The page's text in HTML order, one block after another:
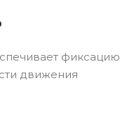
фиксацию
движения